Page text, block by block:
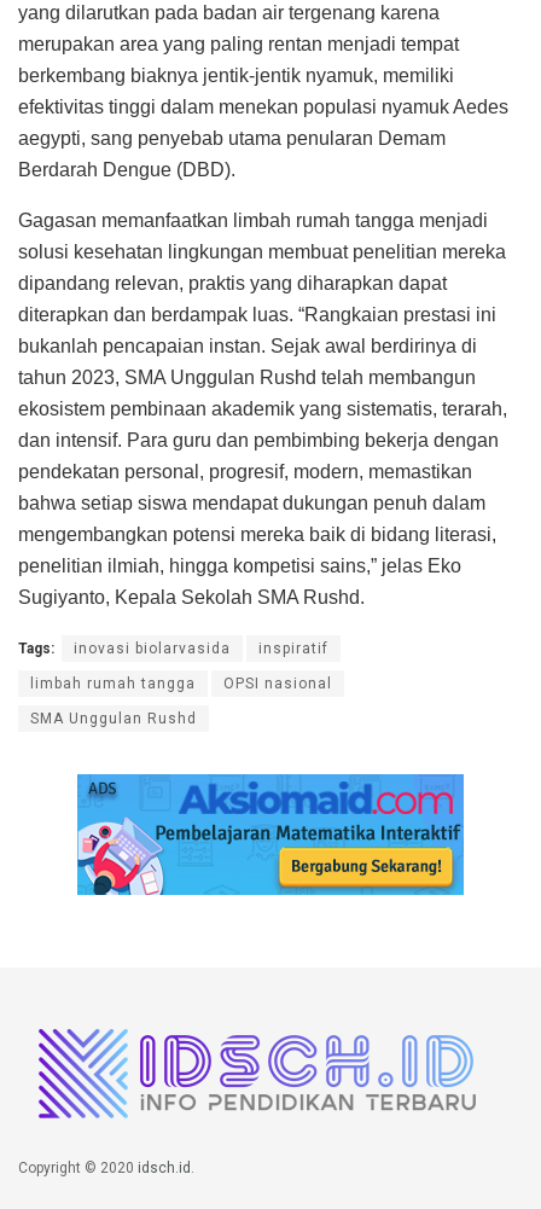
yang dilarutkan pada badan air tergenang karena
merupakan area yang paling rentan menjadi tempat
berkembang biaknya jentik-jentik nyamuk, memiliki
efektivitas tinggi dalam menekan populasi nyamuk Aedes
aegypti, sang penyebab utama penularan Demam
Berdarah Dengue (DBD).
Gagasan memanfaatkan limbah rumah tangga menjadi
solusi kesehatan lingkungan membuat penelitian mereka
dipandang relevan, praktis yang diharapkan dapat
diterapkan dan berdampak luas. “Rangkaian prestasi ini
bukanlah pencapaian instan. Sejak awal berdirinya di
tahun 2023, SMA Unggulan Rushd telah membangun
ekosistem pembinaan akademik yang sistematis, terarah,
dan intensif. Para guru dan pembimbing bekerja dengan
pendekatan personal, progresif, modern, memastikan
bahwa setiap siswa mendapat dukungan penuh dalam
mengembangkan potensi mereka baik di bidang literasi,
penelitian ilmiah, hingga kompetisi sains,” jelas Eko
Sugiyanto, Kepala Sekolah SMA Rushd.
Tags: inovasi biolarvasida inspiratif
limbah rumah tangga OPSI nasional
SMA Unggulan Rushd
Copyright © 2020 idsch.id